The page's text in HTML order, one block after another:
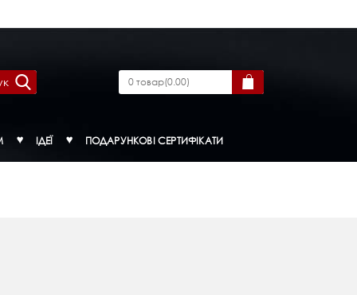
0товар(0.00)
ІДЕЇ ПОДАРУНКОВІ СЕРТИФІКАТИ